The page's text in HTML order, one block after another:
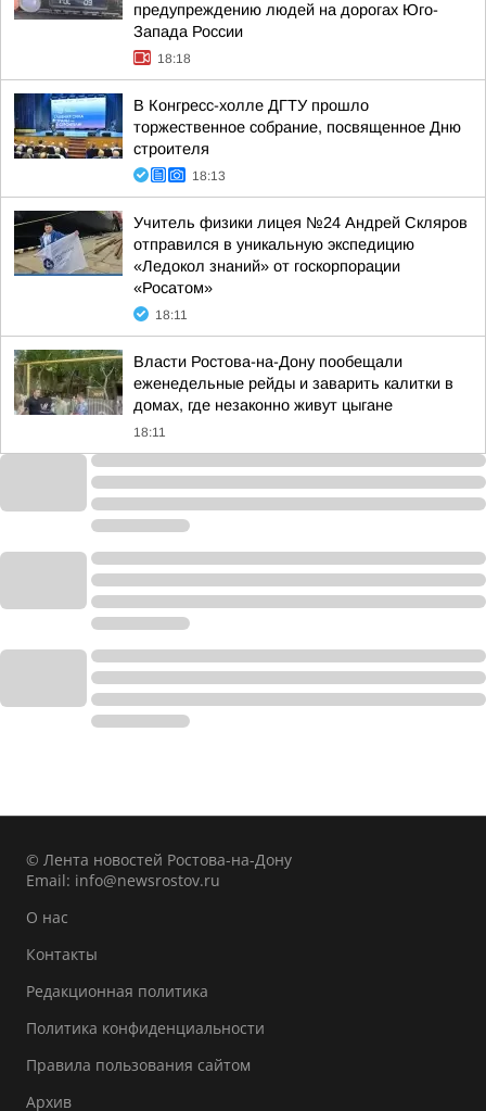
предупреждению людей на дорогах Юго-
Запада России
18:18
В Конгресс-холле ДГТУ прошло
торжественное собрание, посвященное Дню
строителя
18:13
Учитель физики лицея №24 Андрей Скляров
отправился в уникальную экспедицию
«Ледокол знаний» от госкорпорации
«Росатом»
18:11
Власти Ростова-на-Дону пообещали
еженедельные рейды и заварить калитки в
домах, где незаконно живут цыгане
18:11
© Лента новостей Ростова-на-Дону
Email: info@newsrostov.ru
О нас
Контакты
Редакционная политика
Политика конфиденциальности
Правила пользования сайтом
Архив